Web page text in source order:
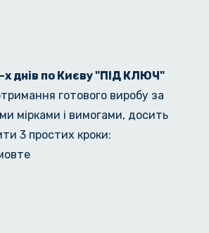
х днів по Києву "ПІД КЛЮЧ"
готового виробу за
мірками і вимогами, досить
3 простих кроки: